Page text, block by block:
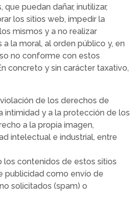
puedan dañar, inutilizar,
los sitios web, impedir la
mismos y a no realizar
la moral, al orden público y, en
no conforme con estos
concreto y sin carácter taxativo,
de los derechos de
intimidad y a la protección de los
a la propia imagen,
intelectual e industrial, entre
los contenidos de estos sitios
publicidad como envío de
solicitados (spam) o